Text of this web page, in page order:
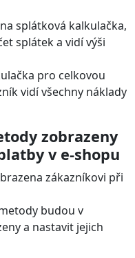
splátková kalkulačka,
splátek a vidí výši
pro celkovou
vidí všechny náklady
zobrazeny
v e-shopu
zákazníkovi při
budou v
a nastavit jejich